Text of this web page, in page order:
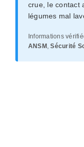
crue, le contact
légumes mal
Informations
ANSM ,Sécurité